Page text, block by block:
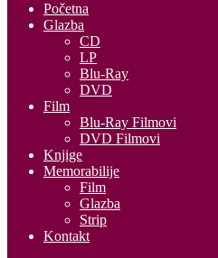
Početna
Glazba
CD
LP
Blu-Ray
DVD
Film
Blu-Ray Filmovi
DVD Filmovi
Knjige
Memorabilije
Film
Glazba
Strip
Kontakt